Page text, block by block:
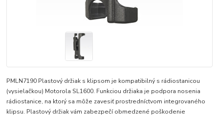
PMLN7190 Plastový držiak s klipsom je kompatibilný s rádiostanicou
(vysielačkou) Motorola SL1600. Funkciou držiaka je podpora nosenia
rádiostanice, na ktorý sa môže zavesiť prostredníctvom integrovaného
klipsu. Plastový držiak vám zabezpečí obmedzené poškodenie